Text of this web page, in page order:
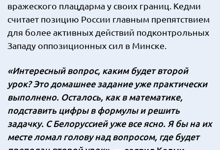
вражеского плацдарма у своих границ. Кедми
считает позицию России главным препятствием
для более активных действий подконтрольных
Западу оппозиционных сил в Минске.
«Интересный вопрос, каким будет второй
урок? Это домашнее задание уже практически
выполнено. Осталось, как в математике,
подставить цифры в формулы и решить
задачку. С Белоруссией уже все ясно. Я бы на их
месте ломал голову над вопросом, где будет